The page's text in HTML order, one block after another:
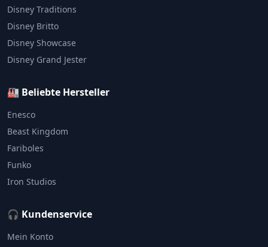
Disney Traditions
Disney Britto
Disney Showcase
Disney Grand Jester
🏭 Beliebte Hersteller
Enesco
Beast Kingdom
Fariboles
Funko
Iron Studios
🎧 Kundenservice
Mein Konto